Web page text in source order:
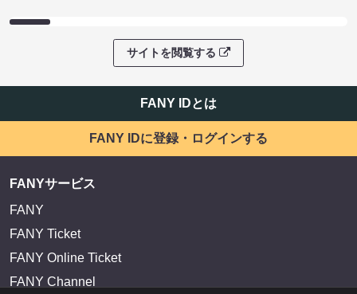
サイトを閲覧する
FANY IDとは
FANY IDに登録・ログインする
FANYサービス
FANY
FANY Ticket
FANY Online Ticket
FANY Channel